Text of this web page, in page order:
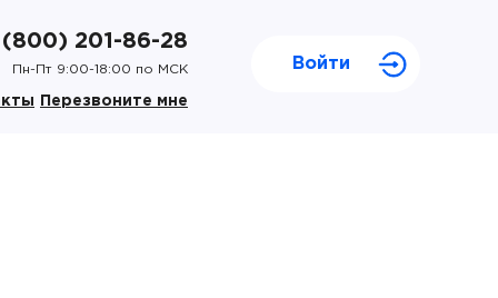
(800) 201-86-28
Пн-Пт 9:00-18:00 по МСК
Перезвоните мне
Войти